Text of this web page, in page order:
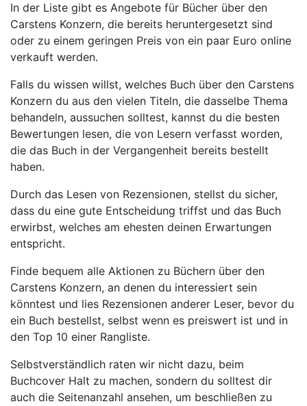
In der Liste gibt es Angebote für Bücher über den
Carstens Konzern, die bereits heruntergesetzt sind
oder zu einem geringen Preis von ein paar Euro online
verkauft werden.
Falls du wissen willst, welches Buch über den Carstens
Konzern du aus den vielen Titeln, die dasselbe Thema
behandeln, aussuchen solltest, kannst du die besten
Bewertungen lesen, die von Lesern verfasst worden,
die das Buch in der Vergangenheit bereits bestellt
haben.
Durch das Lesen von Rezensionen, stellst du sicher,
dass du eine gute Entscheidung triffst und das Buch
erwirbst, welches am ehesten deinen Erwartungen
entspricht.
Finde bequem alle Aktionen zu Büchern über den
Carstens Konzern, an denen du interessiert sein
könntest und lies Rezensionen anderer Leser, bevor du
ein Buch bestellst, selbst wenn es preiswert ist und in
den Top 10 einer Rangliste.
Selbstverständlich raten wir nicht dazu, beim
Buchcover Halt zu machen, sondern du solltest dir
auch die Seitenanzahl ansehen, um beschließen zu